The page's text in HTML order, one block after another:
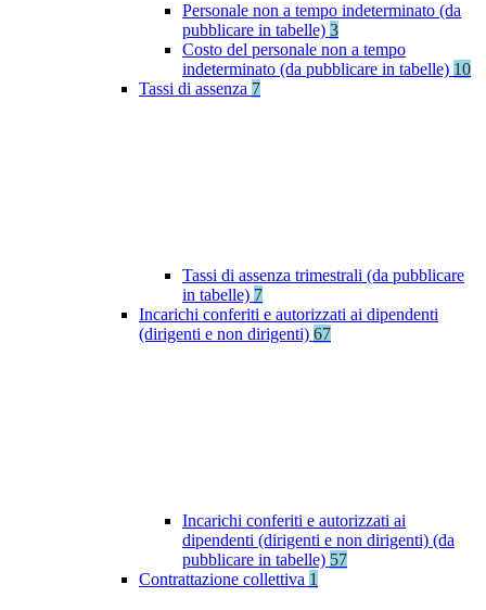
Personale non a tempo indeterminato (da
pubblicare in tabelle) 3
Costo del personale non a tempo
indeterminato (da pubblicare in tabelle) 10
Tassi di assenza 7
Tassi di assenza trimestrali (da pubblicare
in tabelle) 7
Incarichi conferiti e autorizzati ai dipendenti
(dirigenti e non dirigenti) 67
Incarichi conferiti e autorizzati ai
dipendenti (dirigenti e non dirigenti) (da
pubblicare in tabelle) 57
Contrattazione collettiva 1